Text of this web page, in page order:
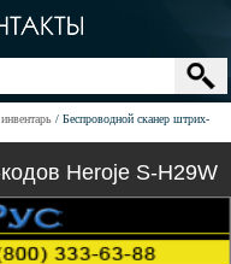
Беспроводной сканер штрих-
Heroje S-H29W